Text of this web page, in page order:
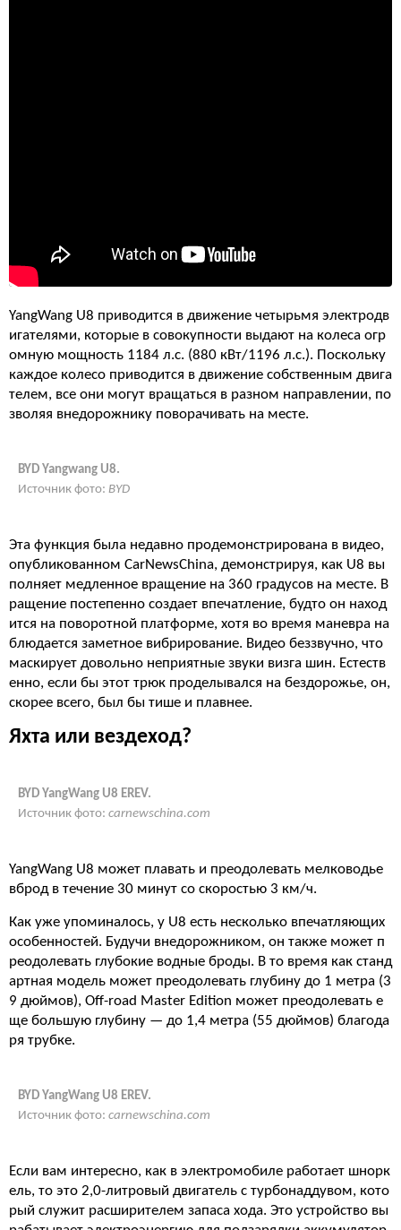
YangWang U8 приводится в движение четырьмя электродв
игателями, которые в совокупности выдают на колеса огр
омную мощность 1184 л.с. (880 кВт/1196 л.с.). Поскольку
каждое колесо приводится в движение собственным двига
телем, все они могут вращаться в разном направлении, по
зволяя внедорожнику поворачивать на месте.
BYD Yangwang U8.
Источник фото: BYD
Эта функция была недавно продемонстрирована в видео,
опубликованном CarNewsChina, демонстрируя, как U8 вы
полняет медленное вращение на 360 градусов на месте. В
ращение постепенно создает впечатление, будто он наход
ится на поворотной платформе, хотя во время маневра на
блюдается заметное вибрирование. Видео беззвучно, что
маскирует довольно неприятные звуки визга шин. Естеств
енно, если бы этот трюк проделывался на бездорожье, он,
скорее всего, был бы тише и плавнее.
Яхта или вездеход?
BYD YangWang U8 EREV.
Источник фото: carnewschina.com
YangWang U8 может плавать и преодолевать мелководье
вброд в течение 30 минут со скоростью 3 км/ч.
Как уже упоминалось, у U8 есть несколько впечатляющих
особенностей. Будучи внедорожником, он также может п
реодолевать глубокие водные броды. В то время как станд
артная модель может преодолевать глубину до 1 метра (3
9 дюймов), Off-road Master Edition может преодолевать е
ще большую глубину — до 1,4 метра (55 дюймов) благода
ря трубке.
BYD YangWang U8 EREV.
Источник фото: carnewschina.com
Если вам интересно, как в электромобиле работает шнорк
ель, то это 2,0-литровый двигатель с турбонаддувом, кото
рый служит расширителем запаса хода. Это устройство вы